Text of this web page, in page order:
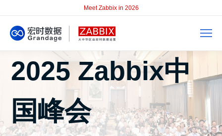
Meet Zabbix in 2026
2025 Zabbix中
国峰会